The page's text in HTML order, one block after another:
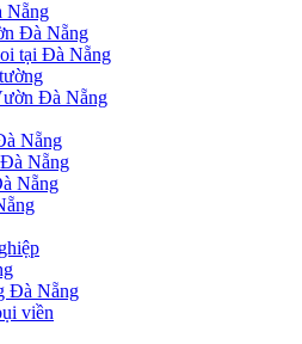
Nẵng
Đà Nẵng
tại Đà Nẵng
Đà Nẵng
Nẵng
Nẵng
Nẵng
Đà Nẵng
viền